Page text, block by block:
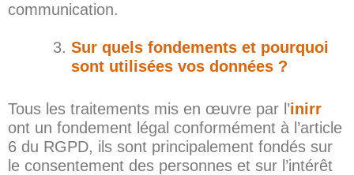
communication.
Sur quels fondements et pourquoi
sont utilisées vos données ?
Tous les traitements mis en œuvre par l’inirr
ont un fondement légal conformément à l’article
6 du RGPD, ils sont principalement fondés sur
le consentement des personnes et sur l’intérêt